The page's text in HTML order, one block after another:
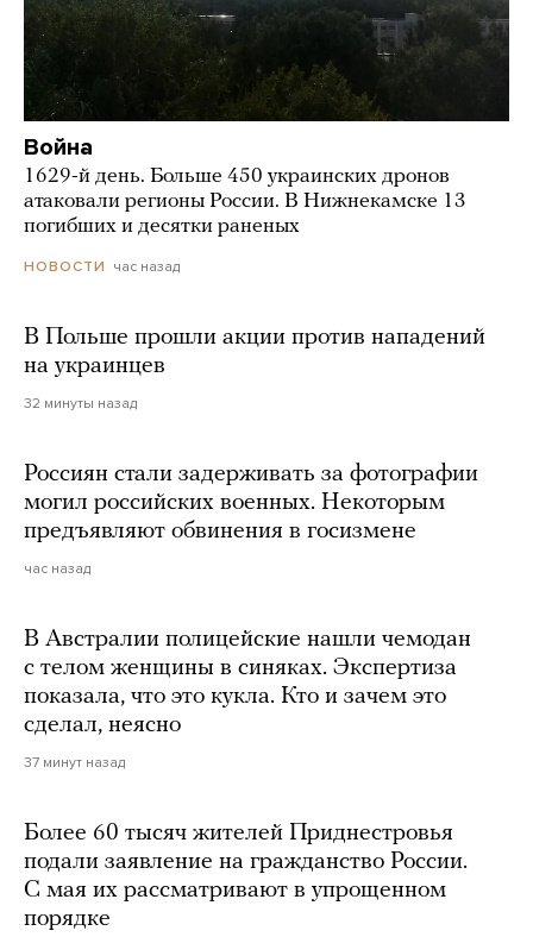
Война
1629-й день. Больше 450 украинских дронов
атаковали регионы России. В Нижнекамске 13
погибших и десятки раненых
НОВОСТИ час назад
В Польше прошли акции против нападений
на украинцев
32 минуты назад
Россиян стали задерживать за фотографии
могил российских военных. Некоторым
предъявляют обвинения в госизмене
час назад
В Австралии полицейские нашли чемодан
с телом женщины в синяках. Экспертиза
показала, что это кукла. Кто и зачем это
сделал, неясно
37 минут назад
Более 60 тысяч жителей Приднестровья
подали заявление на гражданство России.
С мая их рассматривают в упрощенном
порядке